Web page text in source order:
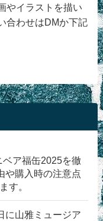
やイラストを描い
合わせはDMか下記
ベア福缶2025を徹
や購入時の注意点
す。
に山雅ミュージア